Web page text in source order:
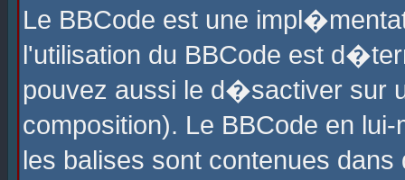
Le BBCode est une
l'utilisation du BBCode est
pouvez aussi le d�sactiver sur
composition). Le BBCode en
les balises sont contenues